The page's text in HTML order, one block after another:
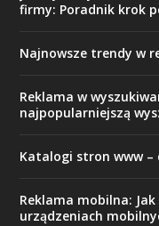
firmy: Poradnik krok
Najnowsze trendy w
Reklama w
najpopularniejszą
Katalogi stron www –
Reklama mobilna:
urządzeniach